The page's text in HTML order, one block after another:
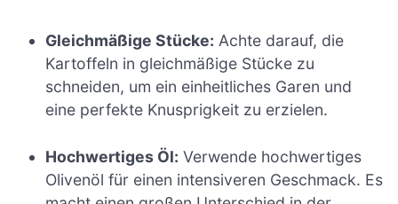
Gleichmäßige Stücke: Achte darauf, die
Kartoffeln in gleichmäßige Stücke zu
schneiden, um ein einheitliches Garen und
eine perfekte Knusprigkeit zu erzielen.
Hochwertiges Öl: Verwende hochwertiges
Olivenöl für einen intensiveren Geschmack. Es